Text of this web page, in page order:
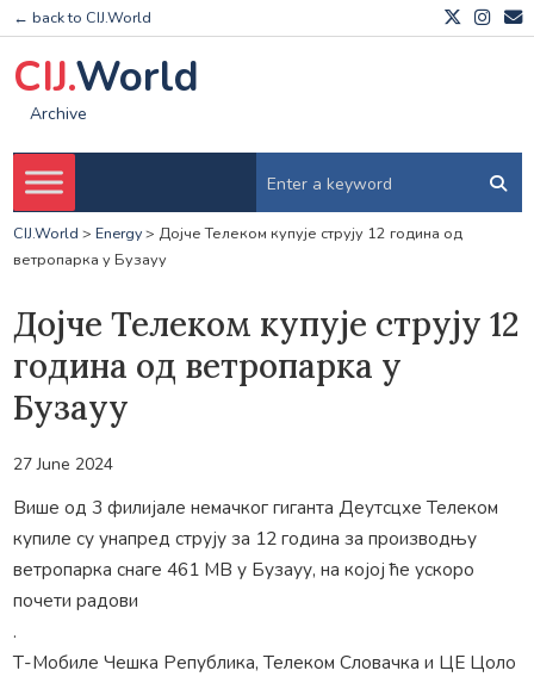
← back to CIJ.World
CIJ.World
Archive
CIJ.World > Energy> Дојче Телеком купује струју 12 година од
ветропарка у Бузауу
Дојче Телеком купује струју 12
година од ветропарка у
Бузауу
27 June 2024
Више од 3 филијале немачког гиганта Деутсцхе Телеком
купиле су унапред струју за 12 година за производњу
ветропарка снаге 461 МВ у Бузауу, на којој ће ускоро
почети радови
.
Т-Мобиле Чешка Република, Телеком Словачка и ЦЕ Цоло